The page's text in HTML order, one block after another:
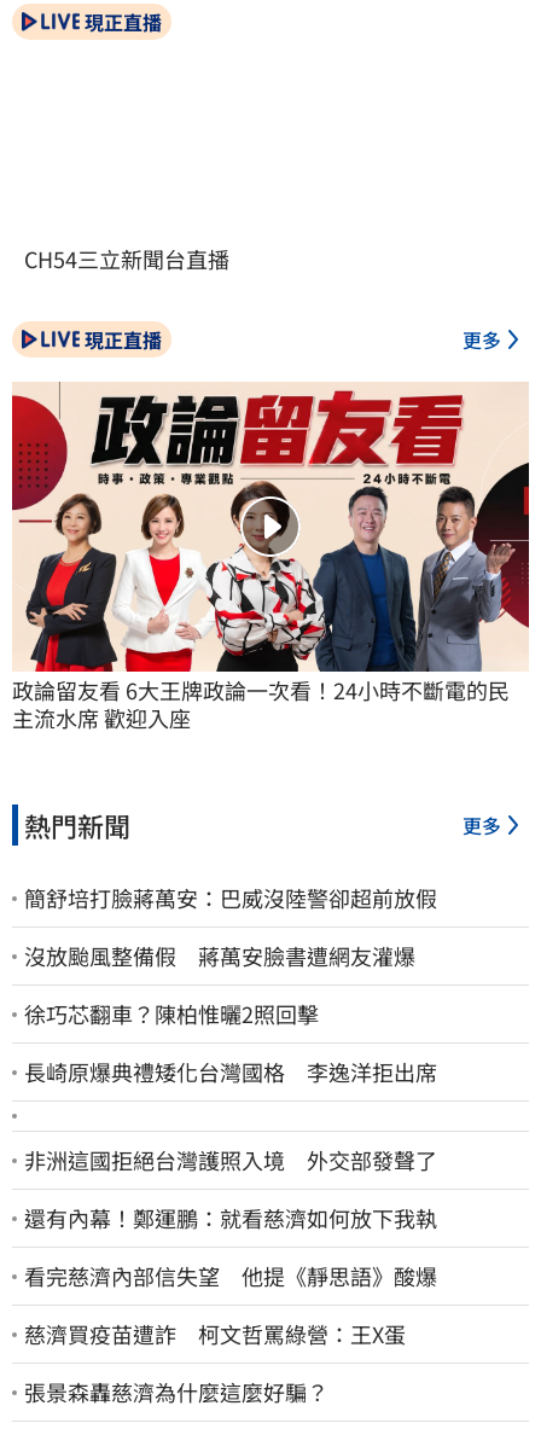
現正直播
CH54三立新聞台直播
現正直播 更多
政論留友看 6大王牌政論一次看！24小時不斷電的民
主流水席 歡迎入座
熱門新聞 更多
簡舒培打臉蔣萬安：巴威沒陸警卻超前放假
沒放颱風整備假 蔣萬安臉書遭網友灌爆
徐巧芯翻車？陳柏惟曬2照回擊
長崎原爆典禮矮化台灣國格 李逸洋拒出席
非洲這國拒絕台灣護照入境 外交部發聲了
還有內幕！鄭運鵬：就看慈濟如何放下我執
看完慈濟內部信失望 他提《靜思語》酸爆
慈濟買疫苗遭詐 柯文哲罵綠營：王X蛋
張景森轟慈濟為什麼這麼好騙？